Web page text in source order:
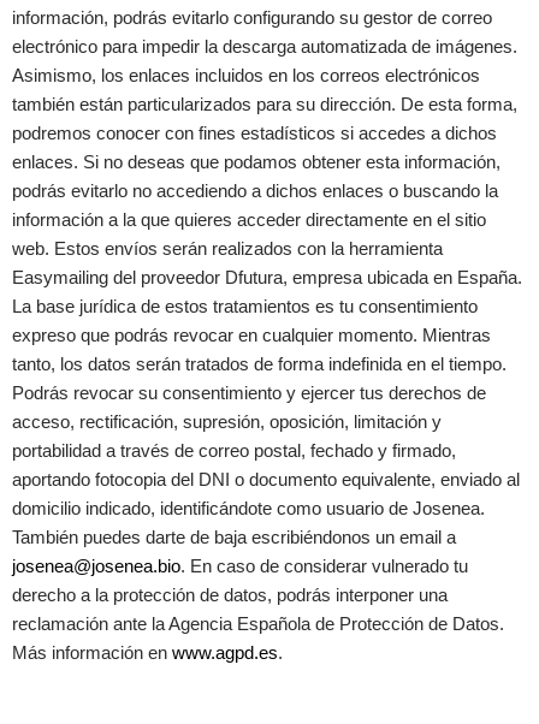
información, podrás evitarlo configurando su gestor de correo
electrónico para impedir la descarga automatizada de imágenes.
Asimismo, los enlaces incluidos en los correos electrónicos
también están particularizados para su dirección. De esta forma,
podremos conocer con fines estadísticos si accedes a dichos
enlaces. Si no deseas que podamos obtener esta información,
podrás evitarlo no accediendo a dichos enlaces o buscando la
información a la que quieres acceder directamente en el sitio
web. Estos envíos serán realizados con la herramienta
Easymailing del proveedor Dfutura, empresa ubicada en España.
La base jurídica de estos tratamientos es tu consentimiento
expreso que podrás revocar en cualquier momento. Mientras
tanto, los datos serán tratados de forma indefinida en el tiempo.
Podrás revocar su consentimiento y ejercer tus derechos de
acceso, rectificación, supresión, oposición, limitación y
portabilidad a través de correo postal, fechado y firmado,
aportando fotocopia del DNI o documento equivalente, enviado al
domicilio indicado, identificándote como usuario de Josenea.
También puedes darte de baja escribiéndonos un email a
josenea@josenea.bio. En caso de considerar vulnerado tu
derecho a la protección de datos, podrás interponer una
reclamación ante la Agencia Española de Protección de Datos.
Más información en www.agpd.es.